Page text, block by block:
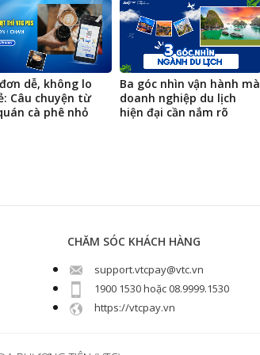
dễ, không lo
Câu chuyện từ
cà phê nhỏ
Ba góc nhìn vận hành mà
doanh nghiệp du lịch
hiện đại cần nắm rõ
CHĂM SÓC KHÁCH HÀNG
support.vtcpay@vtc.vn
1900 1530 hoặc 08.9999.1530
https://vtcpay.vn